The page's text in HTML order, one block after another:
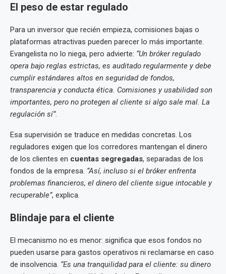
El peso de estar regulado
Para un inversor que recién empieza, comisiones bajas o
plataformas atractivas pueden parecer lo más importante.
Evangelista no lo niega, pero advierte: “Un bróker regulado
opera bajo reglas estrictas, es auditado regularmente y debe
cumplir estándares altos en seguridad de fondos,
transparencia y conducta ética. Comisiones y usabilidad son
importantes, pero no protegen al cliente si algo sale mal. La
regulación sí”.
Esa supervisión se traduce en medidas concretas. Los
reguladores exigen que los corredores mantengan el dinero
de los clientes en cuentas segregadas, separadas de los
fondos de la empresa. “Así, incluso si el bróker enfrenta
problemas financieros, el dinero del cliente sigue intocable y
recuperable”, explica.
Blindaje para el cliente
El mecanismo no es menor: significa que esos fondos no
pueden usarse para gastos operativos ni reclamarse en caso
de insolvencia. “Es una tranquilidad para el cliente: su dinero